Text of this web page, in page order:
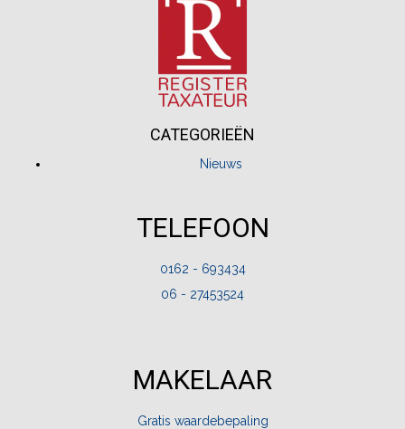
CATEGORIEËN
Nieuws
TELEFOON
0162 - 693434
06 - 27453524
MAKELAAR
Gratis waardebepaling